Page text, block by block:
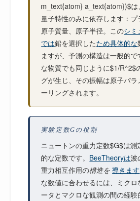
m_text{atom} a_text{atom})$は
量子特性のみに依存します：プ
原子質量、原子半径。このシミ
では鉛を選択したため具体的な
ますが、予測の構造は一般的で
な物質でも同じように$1/R^2$
グが生じ、その振幅は原子パラ
ーリングされます。
実験定数Gの役割
ニュートンの重力定数$G$は測
的な定数です。 BeeTheoryは波
重力相互作用の構造を 導きます
な数値に合わせるには、ミクロ
ータとマクロな観測の間の経